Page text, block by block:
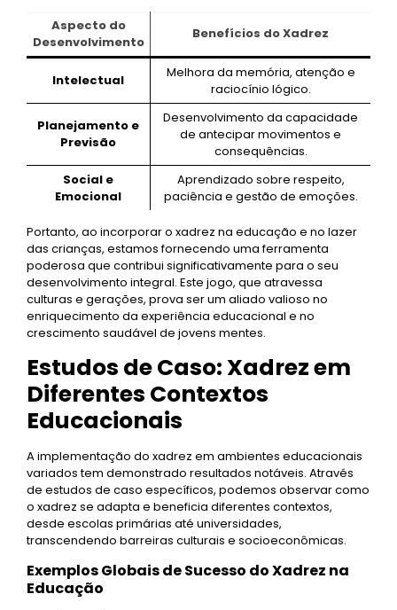
Aspecto do
Desenvolvimento
Benefícios do Xadrez
Intelectual
Melhora da memória, atenção e
raciocínio lógico.
Planejamento e
Previsão
Desenvolvimento da capacidade
de antecipar movimentos e
consequências.
Social e
Emocional
Aprendizado sobre respeito,
paciência e gestão de emoções.
Portanto, ao incorporar o xadrez na educação e no lazer
das crianças, estamos fornecendo uma ferramenta
poderosa que contribui significativamente para o seu
desenvolvimento integral. Este jogo, que atravessa
culturas e gerações, prova ser um aliado valioso no
enriquecimento da experiência educacional e no
crescimento saudável de jovens mentes.
Estudos de Caso: Xadrez em
Diferentes Contextos
Educacionais
A implementação do xadrez em ambientes educacionais
variados tem demonstrado resultados notáveis. Através
de estudos de caso específicos, podemos observar como
o xadrez se adapta e beneficia diferentes contextos,
desde escolas primárias até universidades,
transcendendo barreiras culturais e socioeconômicas.
Exemplos Globais de Sucesso do Xadrez na
Educação